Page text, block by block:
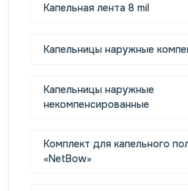
Капельная лента 8 mil
Капельницы наружные
Капельницы наружные
некомпенсированные
Комплект для капельного
«NetBow»